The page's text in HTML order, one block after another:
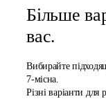
Більше
вас.
Вибирайте
7-місна.
Різні варіанти для